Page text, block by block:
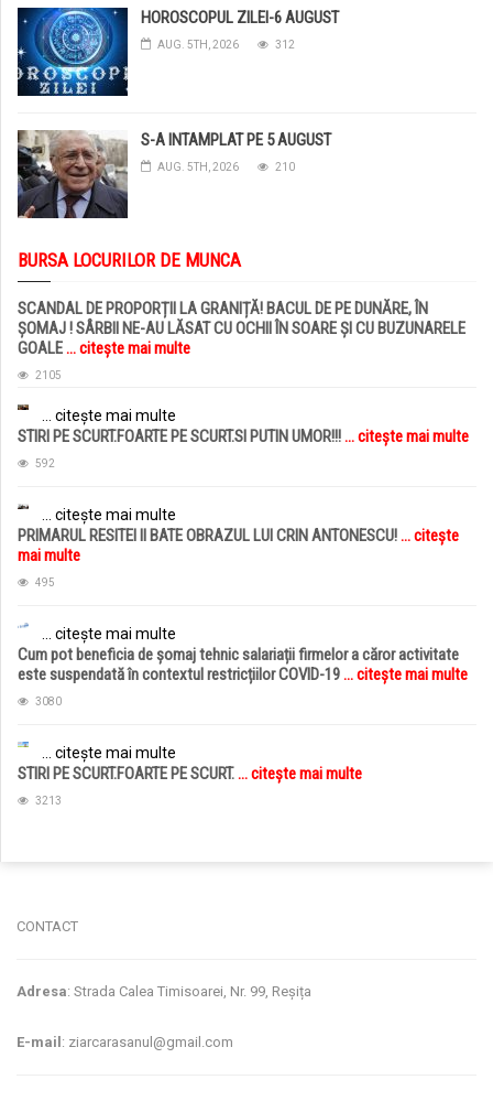
HOROSCOPUL ZILEI-6 AUGUST
AUG. 5TH, 2026 312
S-A INTAMPLAT PE 5 AUGUST
AUG. 5TH, 2026 210
BURSA LOCURILOR DE MUNCA
SCANDAL DE PROPORȚII LA GRANIȚĂ! BACUL DE PE DUNĂRE, ÎN
ȘOMAJ ! SÂRBII NE-AU LĂSAT CU OCHII ÎN SOARE ȘI CU BUZUNARELE
GOALE... citește mai multe
2105
... citește mai multe
STIRI PE SCURT.FOARTE PE SCURT.SI PUTIN UMOR!!!... citește mai multe
592
... citește mai multe
PRIMARUL RESITEI II BATE OBRAZUL LUI CRIN ANTONESCU!... citește
mai multe
495
... citește mai multe
Cum pot beneficia de șomaj tehnic salariații firmelor a căror activitate
este suspendată în contextul restricțiilor COVID-19... citește mai multe
3080
... citește mai multe
STIRI PE SCURT.FOARTE PE SCURT.... citește mai multe
3213
CONTACT
Adresa: Strada Calea Timisoarei, Nr. 99, Reșița
E-mail : ziarcarasanul@gmail.com